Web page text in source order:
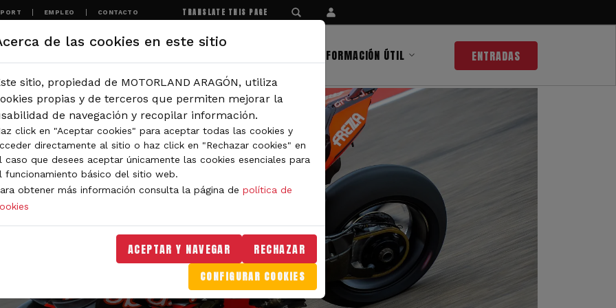
EMPLEO CONTACTO TRANSLATE THIS PAGE
INFORMACIÓN ÚTIL ENTRADAS
de las cookies en este sitio
sitio, propiedad de MOTORLAND ARAGÓN, utiliza
propias y de terceros que permiten mejorar la
de navegación y recopilar información.
click en "Aceptar cookies" para aceptar todas las cookies y
directamente al sitio o haz click en "Rechazar cookies" en
caso que desees aceptar únicamente las cookies esenciales para
funcionamiento básico del sitio web.
obtener más información consulta la página de política de
ACEPTAR Y NAVEGAR RECHAZAR
CONFIGURAR COOKIES